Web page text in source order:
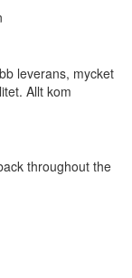
leverans, mycket
Allt kom
throughout the